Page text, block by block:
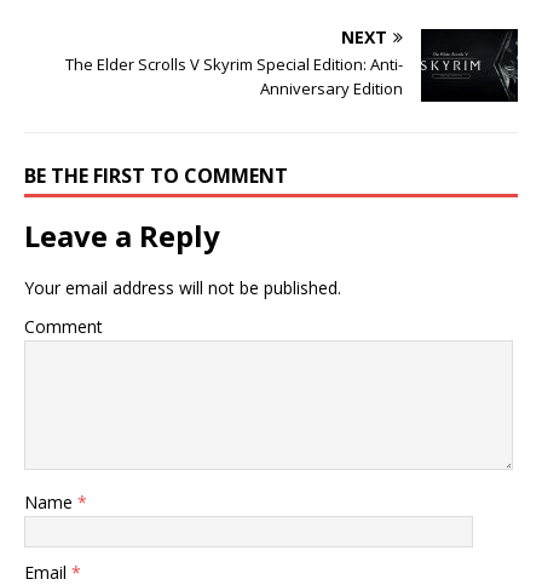
NEXT
The Elder Scrolls V Skyrim Special Edition: Anti-
Anniversary Edition
BE THE FIRST TO COMMENT
Leave a Reply
Your email address will not be published.
Comment
Name *
Email *